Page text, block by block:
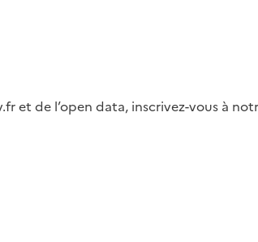
et de l’open data, inscrivez-vous à